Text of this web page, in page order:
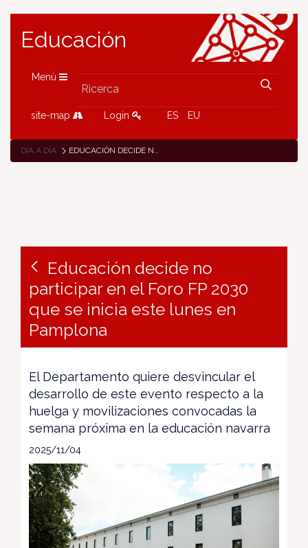
Educación
Menù
site-map Login ES EU
DÍA A DÍA EDUCACIÓN DECIDE NO PARTICIPAR EN EL FORO FP 2030 QUE SE INICIA ESTE LUNES EN PAMPLONA
Educación decide no
participar en el Foro FP 2030
que se inicia este lunes en
Pamplona
El Departamento quiere desvincular el
desarrollo de este evento respecto a la
huelga y movilizaciones convocadas la
semana próxima en la educación navarra
2025/11/04